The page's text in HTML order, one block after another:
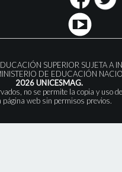
SUPERIOR SUJETA A
DE EDUCACIÓN
2026 UNICESMAG.
no se permite la copia y uso
página web sin permisos previos.